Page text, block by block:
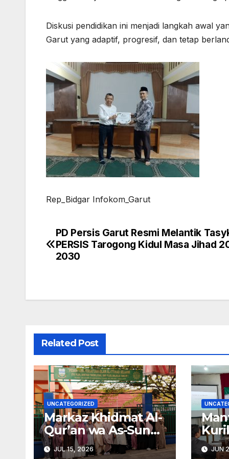
Diskusi pendidikan ini menjadi langkah awal
Garut yang adaptif, progresif, dan tetap
Rep_Bidgar Infokom_Garut
Navigasi
pos
PD Persis Garut Resmi Melantik
PERSIS Tarogong Kidul Masa Jihad
2030
Related Post
UNCATEGORIZED
Markaz Khidmat Al-
Qur’an wa As-Sunah
PD PERSIS Garut
Kirimkan
JUL 15, 2026 JUN